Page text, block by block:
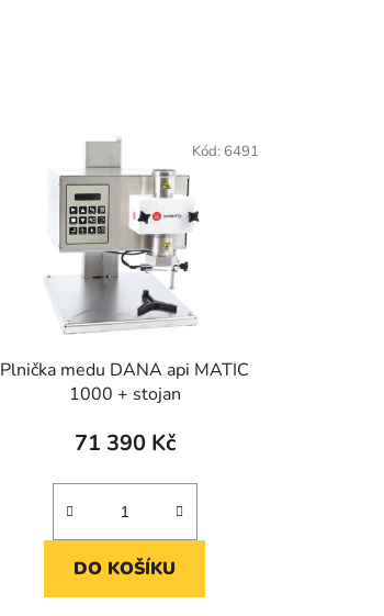
Plnička medu DANA api MATIC
1000 + stojan
71 390 Kč
DO KOŠÍKU
Kód: 6491